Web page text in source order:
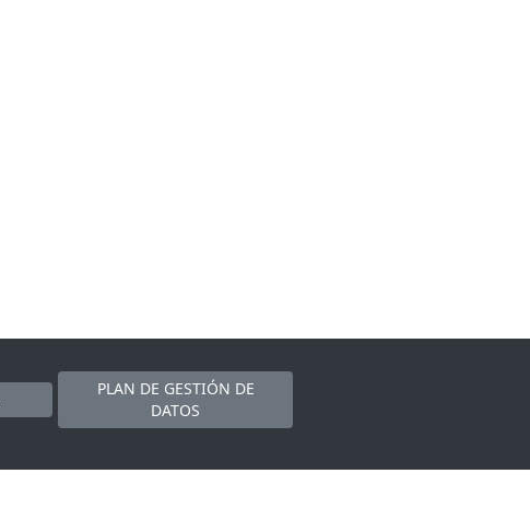
PLAN DE GESTIÓN DE
DATOS